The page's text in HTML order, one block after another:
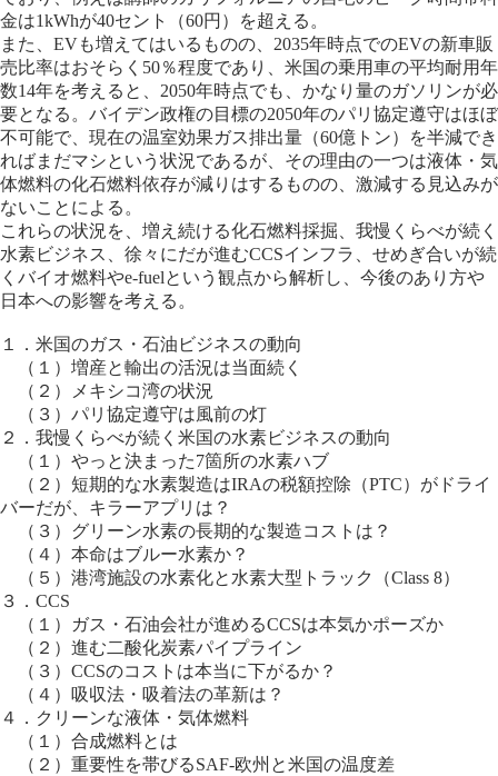
金は1kWhが40セント（60円）を超える。
また、EVも増えてはいるものの、2035年時点でのEVの新車販
売比率はおそらく50％程度であり、米国の乗用車の平均耐用年
数14年を考えると、2050年時点でも、かなり量のガソリンが必
要となる。バイデン政権の目標の2050年のパリ協定遵守はほぼ
不可能で、現在の温室効果ガス排出量（60億トン）を半減でき
ればまだマシという状況であるが、その理由の一つは液体・気
体燃料の化石燃料依存が減りはするものの、激減する見込みが
ないことによる。
これらの状況を、増え続ける化石燃料採掘、我慢くらべが続く
水素ビジネス、徐々にだが進むCCSインフラ、せめぎ合いが続
くバイオ燃料やe-fuelという観点から解析し、今後のあり方や
日本への影響を考える。
１．米国のガス・石油ビジネスの動向
（１）増産と輸出の活況は当面続く
（２）メキシコ湾の状況
（３）パリ協定遵守は風前の灯
２．我慢くらべが続く米国の水素ビジネスの動向
（１）やっと決まった7箇所の水素ハブ
（２）短期的な水素製造はIRAの税額控除（PTC）がドライ
バーだが、キラーアプリは？
（３）グリーン水素の長期的な製造コストは？
（４）本命はブルー水素か？
（５）港湾施設の水素化と水素大型トラック（Class 8）
３．CCS
（１）ガス・石油会社が進めるCCSは本気かポーズか
（２）進む二酸化炭素パイプライン
（３）CCSのコストは本当に下がるか？
（４）吸収法・吸着法の革新は？
４．クリーンな液体・気体燃料
（１）合成燃料とは
（２）重要性を帯びるSAF-欧州と米国の温度差